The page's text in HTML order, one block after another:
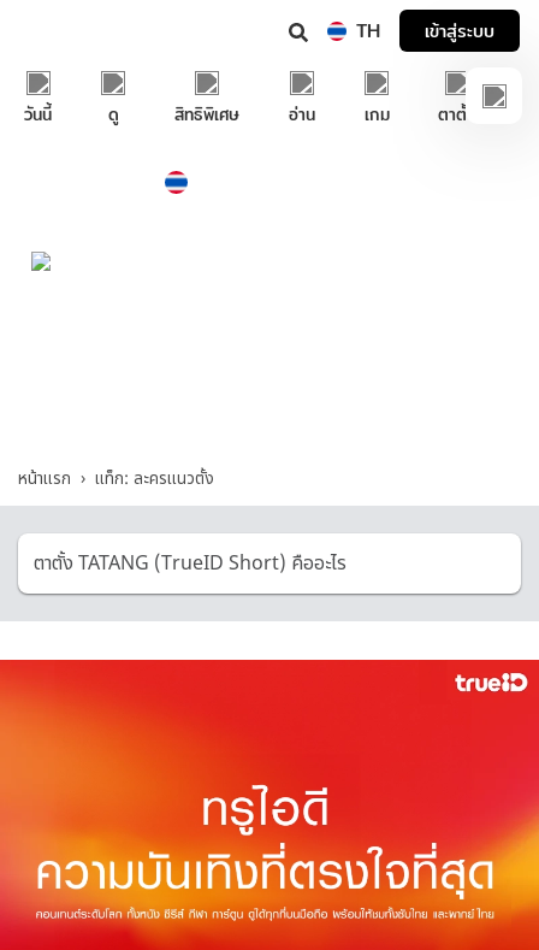
TH เข้าสู่ระบบ
วันนี้ ดู สิทธิพิเศษ อ่าน เกม ตาตั้ง
หน้าแรก แท็ก: ละครแนวตั้ง
ตาตั้ง TATANG (TrueID Short) คืออะไร